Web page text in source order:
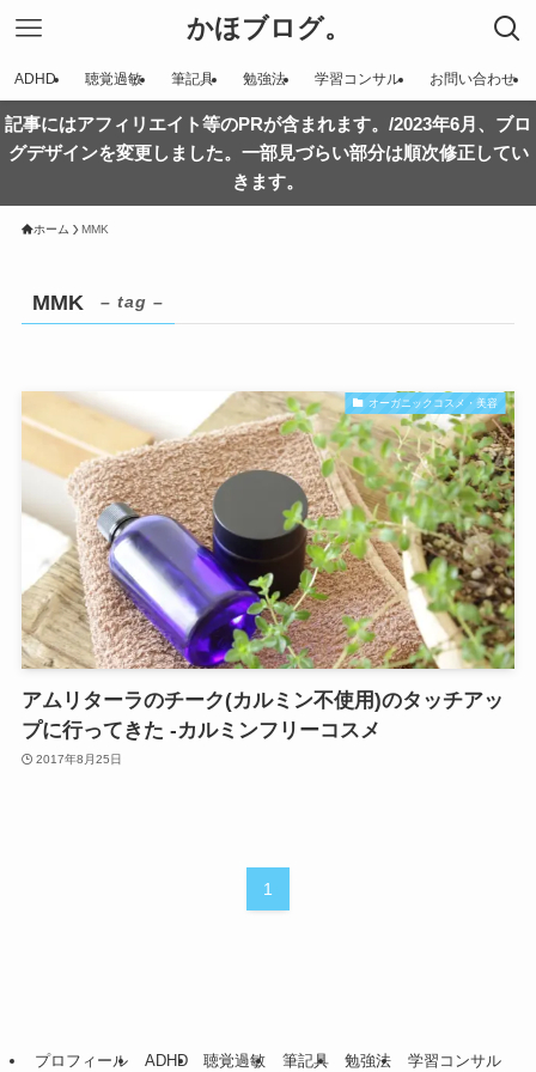
かほブログ。
ADHD 聴覚過敏 筆記具 勉強法 学習コンサル お問い合わせ
記事にはアフィリエイト等のPRが含まれます。/2023年6月、ブロ
グデザインを変更しました。一部見づらい部分は順次修正してい
きます。
ホーム MMK
MMK – tag –
オーガニックコスメ・美容
アムリターラのチーク(カルミン不使用)のタッチアッ
プに行ってきた -カルミンフリーコスメ
2017年8月25日
1
プロフィール ADHD 聴覚過敏 筆記具 勉強法 学習コンサル